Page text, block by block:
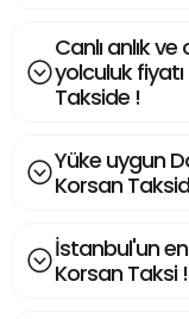
Canlı anlık
yolculuk
Takside !
Yüke uygun
Korsan
İstanbul'un
Korsan Taksi !